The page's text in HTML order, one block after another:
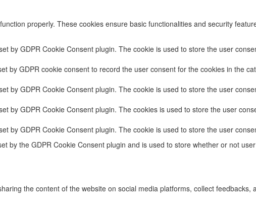
properly. These cookies ensure basic functionalities and security
by GDPR Cookie Consent plugin. The cookie is used to store the user
by GDPR cookie consent to record the user consent for the cookies in the
by GDPR Cookie Consent plugin. The cookie is used to store the user
by GDPR Cookie Consent plugin. The cookies is used to store the user
by GDPR Cookie Consent plugin. The cookie is used to store the user
by the GDPR Cookie Consent plugin and is used to store whether or not
the content of the website on social media platforms, collect feedbacks,